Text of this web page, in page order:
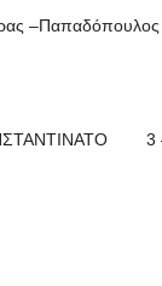
–Παπαδόπουλος
3 –